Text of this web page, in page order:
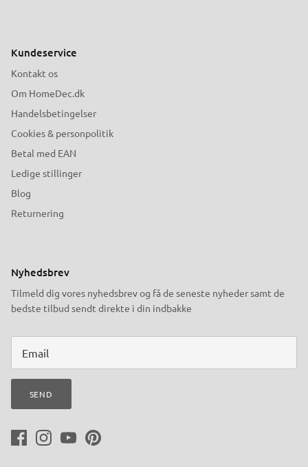
Kundeservice
Kontakt os
Om HomeDec.dk
Handelsbetingelser
Cookies & personpolitik
Betal med EAN
Ledige stillinger
Blog
Returnering
Nyhedsbrev
Tilmeld dig vores nyhedsbrev og få de seneste nyheder samt de
bedste tilbud sendt direkte i din indbakke
SEND